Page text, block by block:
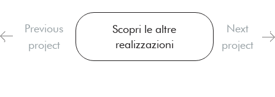
Previous
project
Scopri le altre
realizzazioni
Next
project